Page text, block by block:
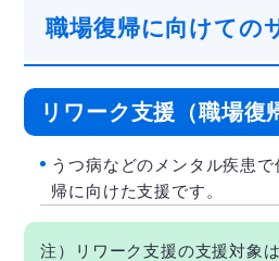
職場復帰に向けての
リワーク支援（職場復
うつ病などのメンタル疾患
帰に向けた支援です。
注）リワーク支援の支援対象